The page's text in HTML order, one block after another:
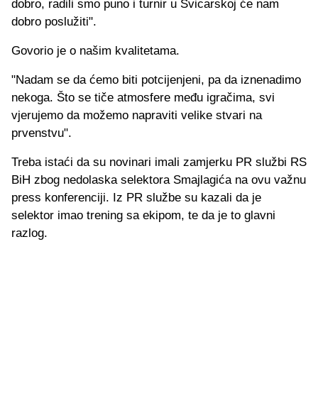
dobro, radili smo puno i turnir u Švicarskoj će nam
dobro poslužiti".
Govorio je o našim kvalitetama.
"Nadam se da ćemo biti potcijenjeni, pa da iznenadimo
nekoga. Što se tiče atmosfere među igračima, svi
vjerujemo da možemo napraviti velike stvari na
prvenstvu".
Treba istaći da su novinari imali zamjerku PR službi RS
BiH zbog nedolaska selektora Smajlagića na ovu važnu
press konferenciji. Iz PR službe su kazali da je
selektor imao trening sa ekipom, te da je to glavni
razlog.